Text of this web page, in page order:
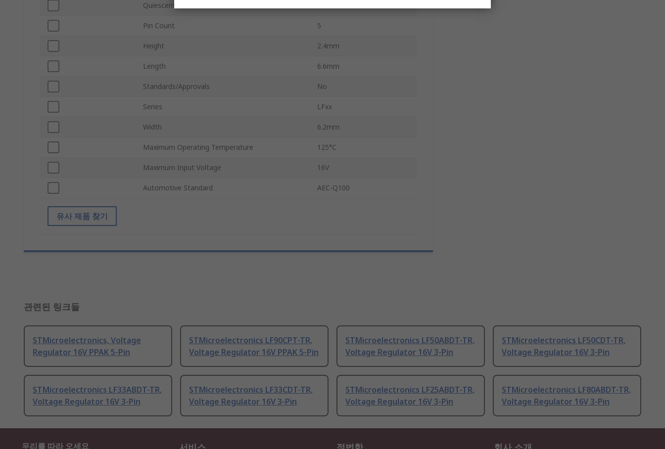
Quiescent Current
Pin Count 5
Height 2.4mm
Length 6.6mm
Standards/Approvals No
Series LFxx
Width 6.2mm
Maximum Operating Temperature 125°C
Maximum Input Voltage 16V
Automotive Standard AEC-Q100
유사 제품 찾기
관련된 링크들
STMicroelectronics, Voltage
Regulator 16V PPAK 5-Pin
STMicroelectronics LF90CPT-TR,
Voltage Regulator 16V PPAK 5-Pin
STMicroelectronics LF50ABDT-TR,
Voltage Regulator 16V 3-Pin
STMicroelectronics LF50CDT-TR,
Voltage Regulator 16V 3-Pin
STMicroelectronics LF33ABDT-TR,
Voltage Regulator 16V 3-Pin
STMicroelectronics LF33CDT-TR,
Voltage Regulator 16V 3-Pin
STMicroelectronics LF25ABDT-TR,
Voltage Regulator 16V 3-Pin
STMicroelectronics LF80ABDT-TR,
Voltage Regulator 16V 3-Pin
우리를 따라 오세요